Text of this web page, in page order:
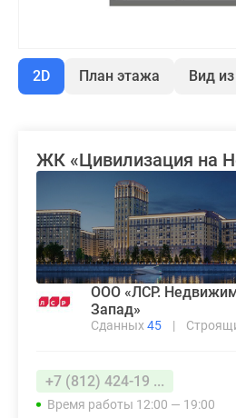
2D План этажа Вид
ЖК «Цивилизация на
ООО «ЛСР.
Запад»
Сданных45 |
+7 (812) 424-19 ...
Время работы 12:00 — 19:00